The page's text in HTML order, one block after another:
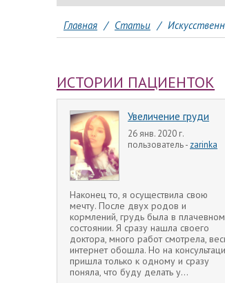
Главная / Статьи /
ИСТОРИИ ПАЦИЕНТОК
Увеличение груди
26 янв. 2020 г.
пользователь - zarinka
Наконец то, я осуществила свою
мечту. После двух родов и
кормлений, грудь была в плачевном
состоянии. Я сразу нашла своего
доктора, много работ смотрела,
интернет обошла. Но на
пришла только к одному и сразу
поняла, что буду делать у...